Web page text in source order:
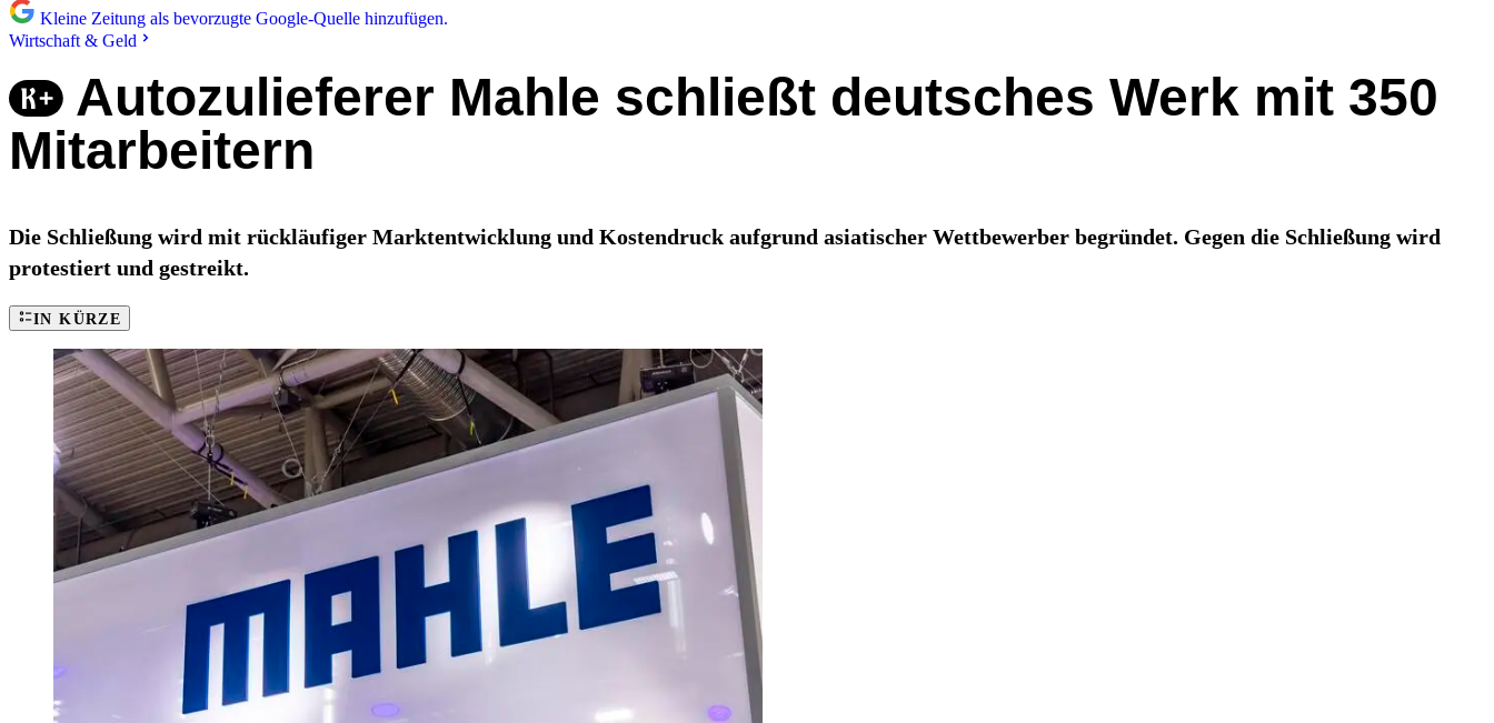
Kleine Zeitung als bevorzugte Google-Quelle hinzufügen.
Wirtschaft & Geld
Autozulieferer Mahle schließt deutsches Werk mit 350
Mitarbeitern
Die Schließung wird mit rückläufiger Marktentwicklung und Kostendruck aufgrund asiatischer Wettbewerber begründet. Gegen die Schließung wird
protestiert und gestreikt.
IN KÜRZE